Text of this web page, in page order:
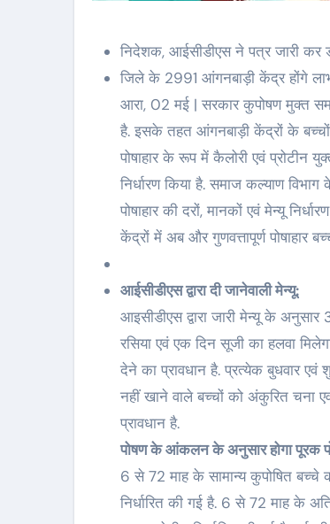
निदेशक, आईसीडीएस ने पत्र जारी कर
जिले के 2991 आंगनबाड़ी केंद्र होंगे
आरा, 02 मई | सरकार कुपोषण मुक्त
है. इसके तहत आंगनबाड़ी केंद्रों के बच्चों
पोषाहार के रूप में कैलोरी एवं प्रोटीन
निर्धारण किया है. समाज कल्याण
पोषाहार की दरों, मानकों एवं मेन्यू
केंद्रों में अब और गुणवत्तापूर्ण पोषाहार
आईसीडीएस द्वारा दी जानेवाली मेन्यू:
आइसीडीएस द्वारा जारी मेन्यू के
रसिया एवं एक दिन सूजी का हलवा
देने का प्रावधान है. प्रत्येक बुधवार
नहीं खाने वाले बच्चों को अंकुरित चना
प्रावधान है.
पोषण के आंकलन के अनुसार होगा पूरक
6 से 72 माह के सामान्य कुपोषित बच्चे
निर्धारित की गई है. 6 से 72 माह के